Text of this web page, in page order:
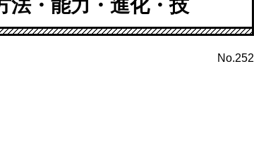
法・能力・進化・技
No.252